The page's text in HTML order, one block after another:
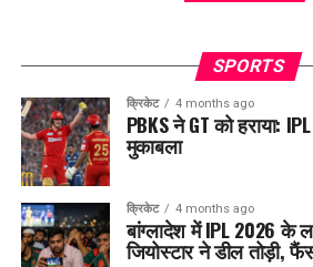
SPORTS
क्रिकेट 4 months ago
PBKS ने GT को हराया:
मुकाबला
क्रिकेट 4 months ago
बांग्लादेश में IPL 2026 के
जियोस्टार ने डील तोड़ी,